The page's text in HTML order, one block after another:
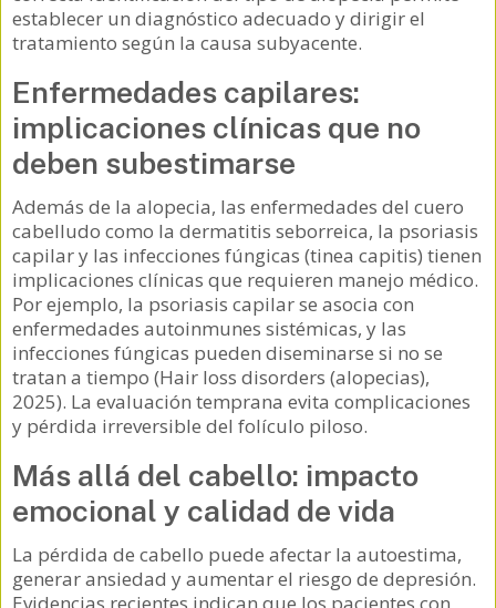
establecer un diagnóstico adecuado y dirigir el
tratamiento según la causa subyacente.
Enfermedades capilares:
implicaciones clínicas que no
deben subestimarse
Además de la alopecia, las enfermedades del cuero
cabelludo como la dermatitis seborreica, la psoriasis
capilar y las infecciones fúngicas (tinea capitis) tienen
implicaciones clínicas que requieren manejo médico.
Por ejemplo, la psoriasis capilar se asocia con
enfermedades autoinmunes sistémicas, y las
infecciones fúngicas pueden diseminarse si no se
tratan a tiempo (Hair loss disorders (alopecias),
2025). La evaluación temprana evita complicaciones
y pérdida irreversible del folículo piloso.
Más allá del cabello: impacto
emocional y calidad de vida
La pérdida de cabello puede afectar la autoestima,
generar ansiedad y aumentar el riesgo de depresión.
Evidencias recientes indican que los pacientes con